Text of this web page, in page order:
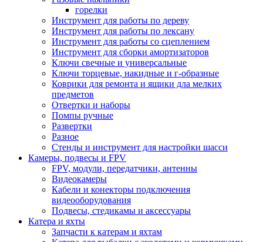
горелки
Инструмент для работы по дереву
Инструмент для работы по лексану
Инструмент для работы со сцеплением
Инструмент для сборки амортизаторов
Ключи свечные и универсальные
Ключи торцевые, накидные и г-образные
Коврики для ремонта и ящики дла мелких
предметов
Отвертки и наборы
Помпы ручные
Развертки
Разное
Стенды и инструмент для настройки шасси
Камеры, подвесы и FPV
FPV, модули, передатчики, антенны
Видеокамеры
Кабели и конекторы подключения
видеооборудования
Подвесы, стедикамы и аксессуары
Катера и яхты
Запчасти к катерам и яхтам